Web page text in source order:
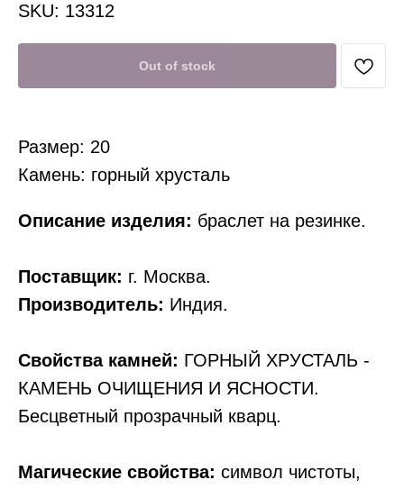
SKU: 13312
Out of stock
Описание изделия: браслет на резинке.
Поставщик: г. Москва.
Производитель: Индия.
Свойства камней: ГОРНЫЙ ХРУСТАЛЬ -
КАМЕНЬ ОЧИЩЕНИЯ И ЯСНОСТИ.
Бесцветный прозрачный кварц.
Магические свойства: символ чистоты,
Размер: 20
Камень: горный хрусталь